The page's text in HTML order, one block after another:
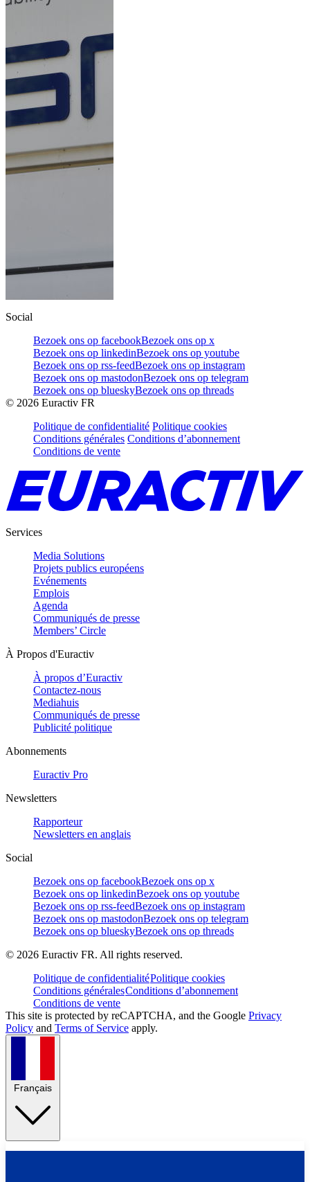
Social
Bezoek ons op facebookBezoek ons op x
Bezoek ons op linkedinBezoek ons op youtube
Bezoek ons op rss-feedBezoek ons op instagram
Bezoek ons op mastodonBezoek ons op telegram
Bezoek ons op blueskyBezoek ons op threads
© 2026 Euractiv FR
Politique de confidentialité Politique cookies
Conditions générales Conditions d’abonnement
Conditions de vente
Services
Media Solutions
Projets publics européens
Evénements
Emplois
Agenda
Communiqués de presse
Members’ Circle
À Propos d'Euractiv
À propos d’Euractiv
Contactez-nous
Mediahuis
Communiqués de presse
Publicité politique
Abonnements
Euractiv Pro
Newsletters
Rapporteur
Newsletters en anglais
Social
Bezoek ons op facebookBezoek ons op x
Bezoek ons op linkedinBezoek ons op youtube
Bezoek ons op rss-feedBezoek ons op instagram
Bezoek ons op mastodonBezoek ons op telegram
Bezoek ons op blueskyBezoek ons op threads
© 2026 Euractiv FR. All rights reserved.
Politique de confidentialitéPolitique cookies
Conditions généralesConditions d’abonnement
Conditions de vente
This site is protected by reCAPTCHA, and the Google Privacy
Policy and Terms of Service apply.
Français